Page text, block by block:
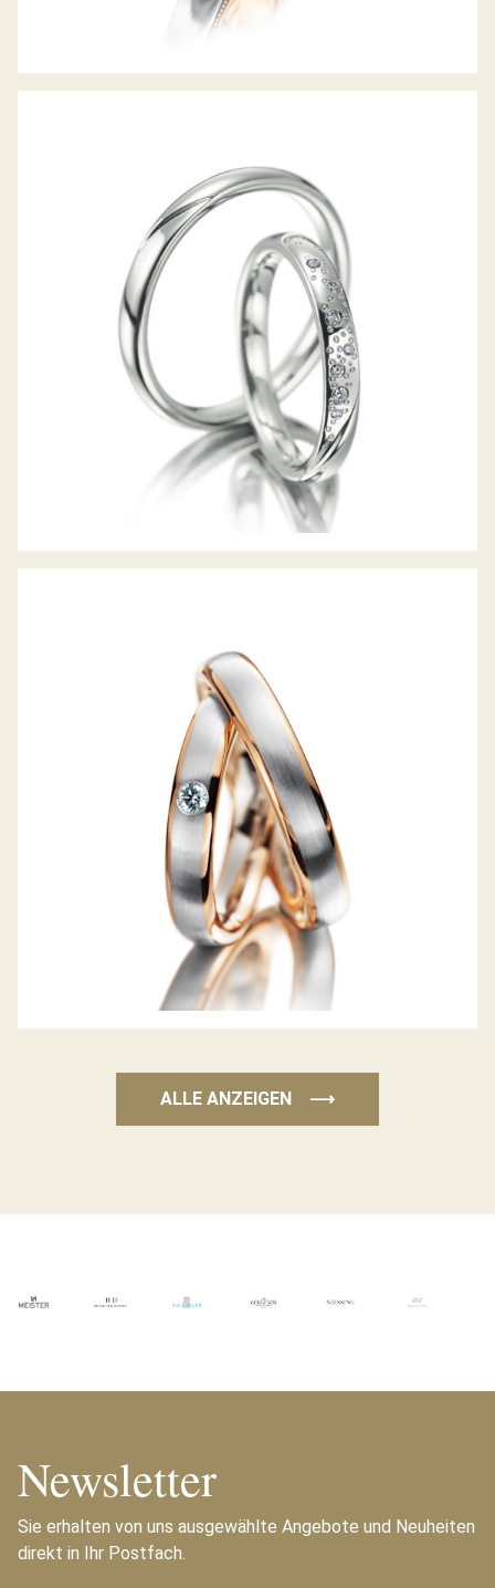
MEISTER TRAURINGE SYMBOLICS
MEISTER TRAURINGE CLASSICS
ALLE ANZEIGEN ⟶
Newsletter
Sie erhalten von uns ausgewählte Angebote und Neuheiten
direkt in Ihr Postfach.